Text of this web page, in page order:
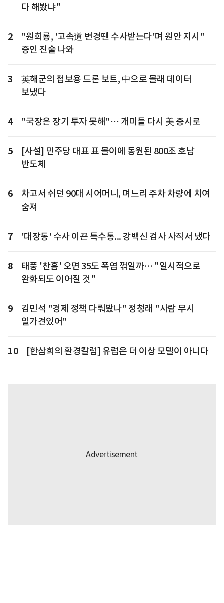
다 해봤냐"
2
"원희룡, '고속道 변경땐 수사받는다'며 원안 지시"
증인 진술 나와
3
英해군의 첩보용 드론 보트, 中으로 몰래 데이터
보냈다
4 "국장은 장기 투자 못해"… 개미들 다시 美 증시로
5
[사설] 민주당 대표 표 몰이에 동원된 800조 호남
반도체
6
차고서 쉬던 90대 시어머니, 며느리 주차 차량에 치여
숨져
7 '대장동' 수사 이끈 특수통... 강백신 검사 사직서 냈다
8
태풍 '찬홈' 오면 35도 폭염 꺾일까… "일시적으로
완화되도 이어질 것"
9
김민석 "경제 정책 다뤄봤나" 정청래 "사람 무시
일가견있어"
10 [한삼희의 환경칼럼] 유럽은 더 이상 모델이 아니다